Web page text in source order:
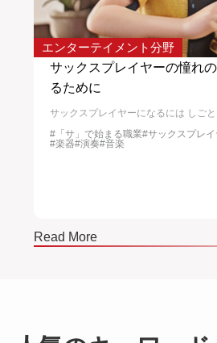
エンターテイメント分野
サックスプレイヤーの憧れ
るために
サックスプレイヤーになるには しごと
#「サ」で始まる職業#サックスプレイ
#楽器#演奏#音楽
Read More